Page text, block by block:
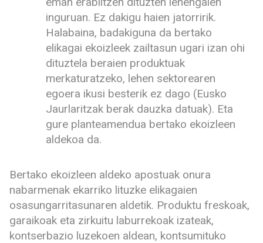
inguruan. Ez dakigu haien jatorririk.
Halabaina, badakiguna da bertako
elikagai ekoizleek zailtasun ugari izan ohi
dituztela beraien produktuak
merkaturatzeko, lehen sektorearen
egoera ikusi besterik ez dago (Eusko
Jaurlaritzak berak dauzka datuak). Eta
gure planteamendua bertako ekoizleen
aldekoa da.
Bertako ekoizleen aldeko apostuak onura
nabarmenak ekarriko lituzke elikagaien
osasungarritasunaren aldetik. Produktu freskoak,
garaikoak eta zirkuitu laburrekoak izateak,
kontserbazio luzekoen aldean, kontsumituko